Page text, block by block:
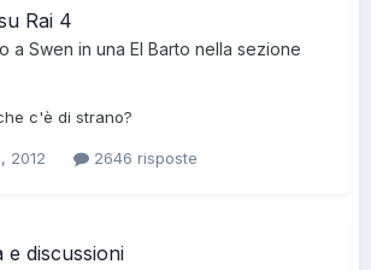
Rai 4
a Swen in una El Barto nella sezione
c'è di strano?
2012 2646 risposte
e discussioni